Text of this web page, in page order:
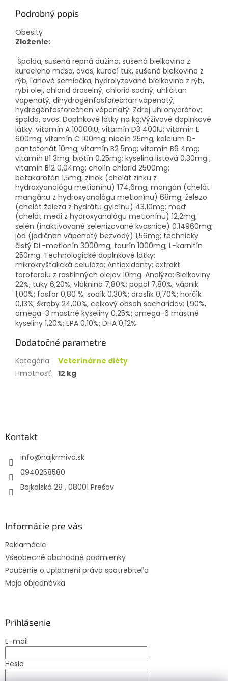
Podrobný popis
Obesity
Zloženie:
Špalda, sušená repná dužina, sušená bielkovina z
kuracieho mäsa, ovos, kurací tuk, sušená bielkovina z
rýb, ľanové semiačka, hydrolyzovaná bielkovina z rýb,
rybí olej, chlorid draselný, chlorid sodný, uhličitan
vápenatý, dihydrogénfosforečnan vápenatý,
hydrogénfosforečnan vápenatý. Zdroj uhľohydrátov:
špalda, ovos. Doplnkové látky na kg:Výživové doplnkové
látky: vitamín A 10000IU; vitamín D3 400IU; vitamín E
600mg; vitamín C 100mg; niacín 25mg; kalcium D-
pantotenát 10mg; vitamín B2 5mg; vitamín B6 4mg;
vitamín B1 3mg; biotín 0,25mg; kyselina listová 0,30mg ;
vitamín B12 0,04mg; cholín chlorid 2500mg;
betakarotén 1,5mg; zinok (chelát zinku z
hydroxyanalógu metionínu) 174,6mg; mangán (chelát
mangánu z hydroxyanalógu metionínu) 68mg; železo
(chelát železa z hydrátu gylcínu) 43,10mg; meď
(chelát medi z hydroxyanalógu metionínu) 12,2mg;
selén (inaktivované selenizované kvasnice) 0.14960mg;
jód (jodičnan vápenatý bezvodý) 1,56mg; technicky
čistý DL-metionín 3000mg; taurín 1000mg; L-karnitín
250mg. Technologické doplnkové látky:
mikrokryštalická celulóza; Antioxidanty: extrakt
toroferolu z rastlinných olejov 10mg. Analýza: Bielkoviny
22%; tuky 6,20%; vláknina 7,80%; popol 7,80%; vápnik
1,00%; fosfor 0,80 %; sodík 0,30%; draslík 0,70%; horčík
0,13%; škroby 24,00%, celkový obsah sacharidov: 1,90%,
omega-3 mastné kyseliny 0,25%; omega-6 mastné
kyseliny 1,20%; EPA 0,10%; DHA 0,12%.
Dodatočné parametre
Kategória:
Veterinárne diéty
Hmotnosť: 12 kg
Kontakt
info@najkrmiva.sk
0940258580
Bajkalská 28 , 08001 Prešov
Informácie pre vás
Reklamácie
Všeobecné obchodné podmienky
Poučenie o uplatnení práva spotrebiteľa
Moja objednávka
Prihlásenie
E-mail
Heslo